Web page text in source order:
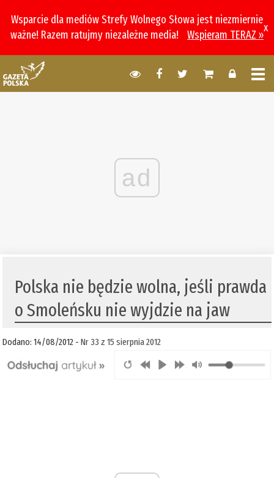
Wsparcie dla mediów Strefy Wolnego Słowa jest niezmiernie
ważne! Razem ratujmy niezależne media!
Wspieram TERAZ »
x
ad
Polska nie będzie wolna, jeśli prawda
o Smoleńsku nie wyjdzie na jaw
Dodano: 14/08/2012 -Nr 33 z 15 sierpnia 2012